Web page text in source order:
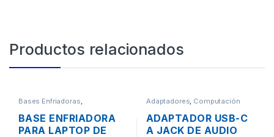
Productos relacionados
Bases Enfriadoras,
Computación
BASE ENFRIADORA
PARA LAPTOP DE
Adaptadores, Computación
ADAPTADOR USB-C
A JACK DE AUDIO